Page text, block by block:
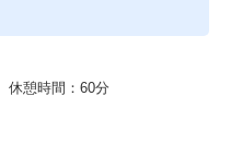
休憩時間：60分